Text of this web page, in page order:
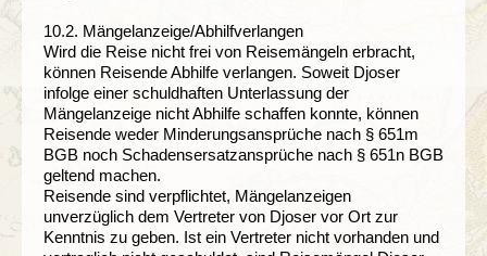
10.2. Mängelanzeige/Abhilfverlangen
Wird die Reise nicht frei von Reisemängeln erbracht,
können Reisende Abhilfe verlangen. Soweit Djoser
infolge einer schuldhaften Unterlassung der
Mängelanzeige nicht Abhilfe schaffen konnte, können
Reisende weder Minderungsansprüche nach § 651m
BGB noch Schadensersatzansprüche nach § 651n BGB
geltend machen.
Reisende sind verpflichtet, Mängelanzeigen
unverzüglich dem Vertreter von Djoser vor Ort zur
Kenntnis zu geben. Ist ein Vertreter nicht vorhanden und